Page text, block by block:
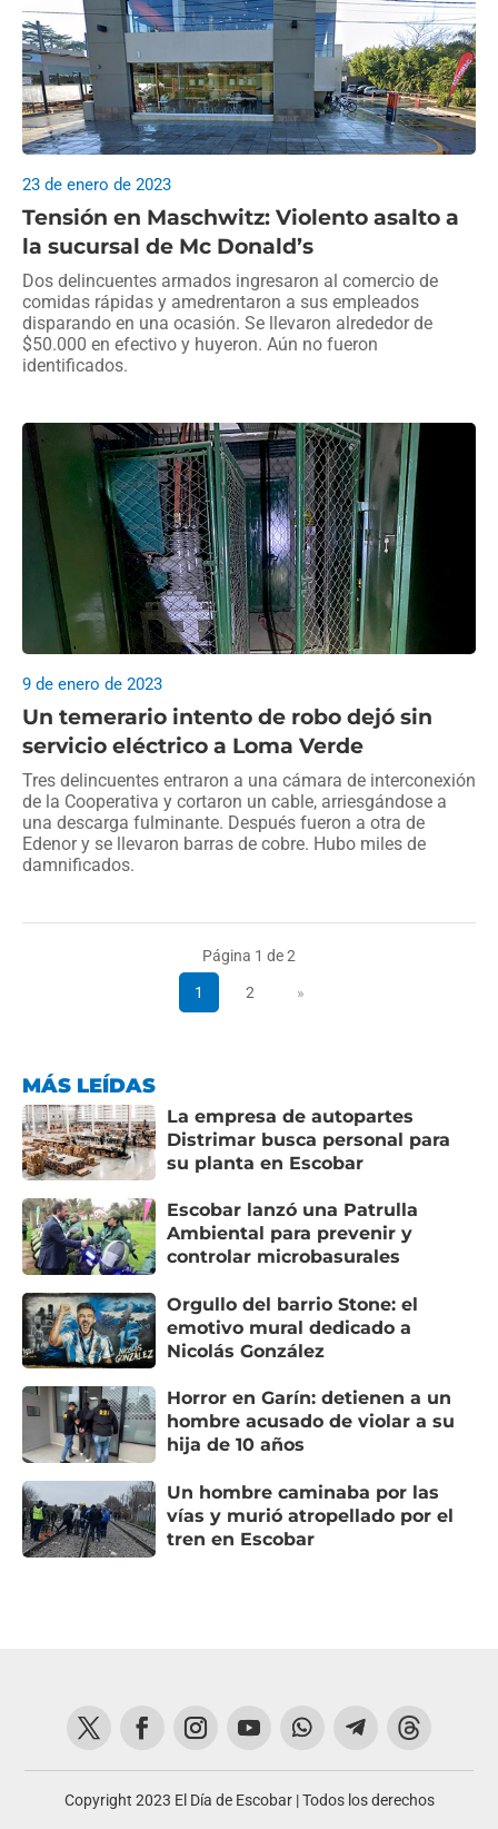
Tensión en Maschwitz: Violento asalto a
la sucursal de Mc Donald’s
23 de enero de 2023
Dos delincuentes armados ingresaron al comercio de
comidas rápidas y amedrentaron a sus empleados
disparando en una ocasión. Se llevaron alrededor de
$50.000 en efectivo y huyeron. Aún no fueron
identificados.
Un temerario intento de robo dejó sin
servicio eléctrico a Loma Verde
9 de enero de 2023
Tres delincuentes entraron a una cámara de interconexión
de la Cooperativa y cortaron un cable, arriesgándose a
una descarga fulminante. Después fueron a otra de
Edenor y se llevaron barras de cobre. Hubo miles de
damnificados.
Página 1 de 2
1 2 »
MÁS LEÍDAS
La empresa de autopartes
Distrimar busca personal para
su planta en Escobar
Escobar lanzó una Patrulla
Ambiental para prevenir y
controlar microbasurales
Orgullo del barrio Stone: el
emotivo mural dedicado a
Nicolás González
Horror en Garín: detienen a un
hombre acusado de violar a su
hija de 10 años
Un hombre caminaba por las
vías y murió atropellado por el
tren en Escobar
Copyright 2023 El Día de Escobar | Todos los derechos